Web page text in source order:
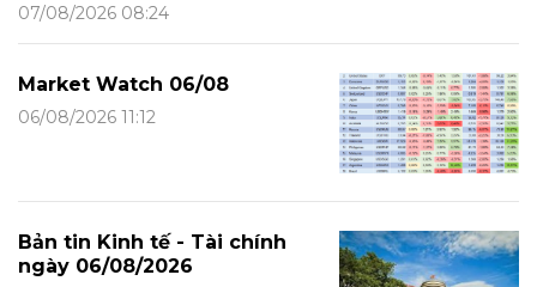
07/08/2026 08:24
Market Watch 06/08
06/08/2026 11:12
Bản tin Kinh tế - Tài chính
ngày 06/08/2026